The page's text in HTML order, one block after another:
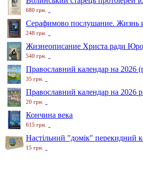
680 грн.
Серафимово послушание.
248 грн.
Жизнеописание Христа ради
540 грн.
Православний календар на 2026
35 грн.
Православний календар на 2026
20 грн.
Кончина века
615 грн.
Настільний "домік" перекидний
15 грн.